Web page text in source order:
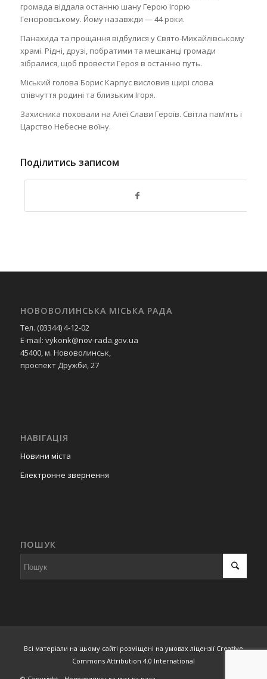
громада віддала останню шану Герою Ігорю
Генсіровському. Йому назавжди — 44 роки.
Панахида та прощання відбулися у Свято-Михайлівському
храмі. Рідні, друзі, побратими та мешканці громади
зібралися, щоб провести Героя в останню путь.
Міський голова Борис Карпус висловив щирі слова
співчуття родині та близьким Ігоря.
Захисника поховали на Алеї Слави Героїв. Світла пам’ять і
Царство Небесне воїну.
Поділитись записом
НОВОВОЛИНСЬКА МІСЬКА РАДА
Тел. (03344) 4-12-02
E-mail: vykonk@nov-rada.gov.ua
45400, м. Нововолинськ,
проспект Дружби, 27
НАВІГАЦІЯ
Новини міста
Електронне звернення
ПОШУК
Всі матеріали на цьому сайті розміщені на умовах ліцензії Creative
Commons Attribution 4.0 International